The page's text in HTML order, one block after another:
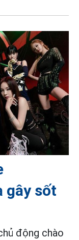
gây sốt
động chào